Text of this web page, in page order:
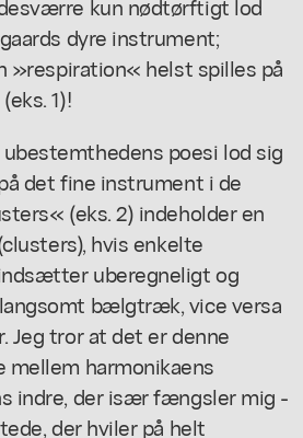
dyre instrument;
»respiration« helst spilles på
1)!
poesi lod sig
det fine instrument i de
(eks. 2) indeholder en
hvis enkelte
uberegneligt og
bælgtræk, vice versa
tror at det er denne
harmonikaens
indre, der især fængsler mig -
der hviler på helt